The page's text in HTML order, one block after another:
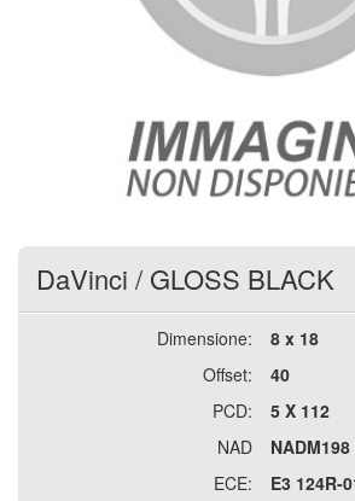
DaVinci / GLOSS BLACK
Dimensione:
8 x 18
Offset:
40
PCD:
5 X 112
NAD
ECE:
E3 124R-